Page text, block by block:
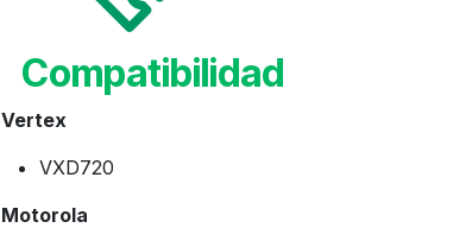
Compatibilidad
Vertex
VXD720
Motorola